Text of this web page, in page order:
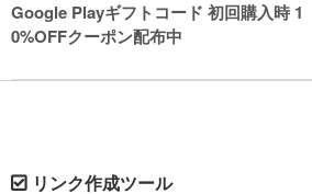
Google Playギフトコード 初回購入時 1
0%OFFクーポン配布中
リンク作成ツール